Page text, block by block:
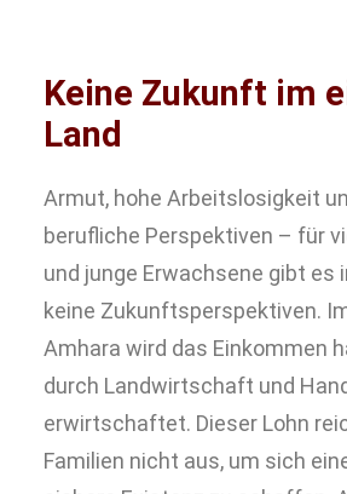
Keine Zukunft im
Land
Armut, hohe Arbeitslosigkeit
berufliche Perspektiven – für
und junge Erwachsene gibt es
keine Zukunftsperspektiven.
Amhara wird das Einkommen
durch Landwirtschaft und
erwirtschaftet. Dieser Lohn
Familien nicht aus, um sich